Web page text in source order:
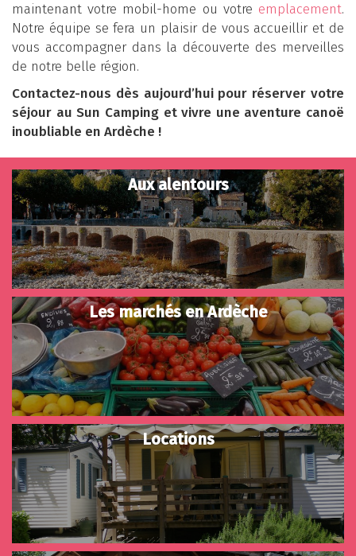
maintenant votre mobil-home ou votre emplacement.
Notre équipe se fera un plaisir de vous accueillir et de
vous accompagner dans la découverte des merveilles
de notre belle région.
Contactez-nous dès aujourd’hui pour réserver votre
séjour au Sun Camping et vivre une aventure canoë
inoubliable en Ardèche !
Aux alentours
Les marchés en Ardèche
Locations